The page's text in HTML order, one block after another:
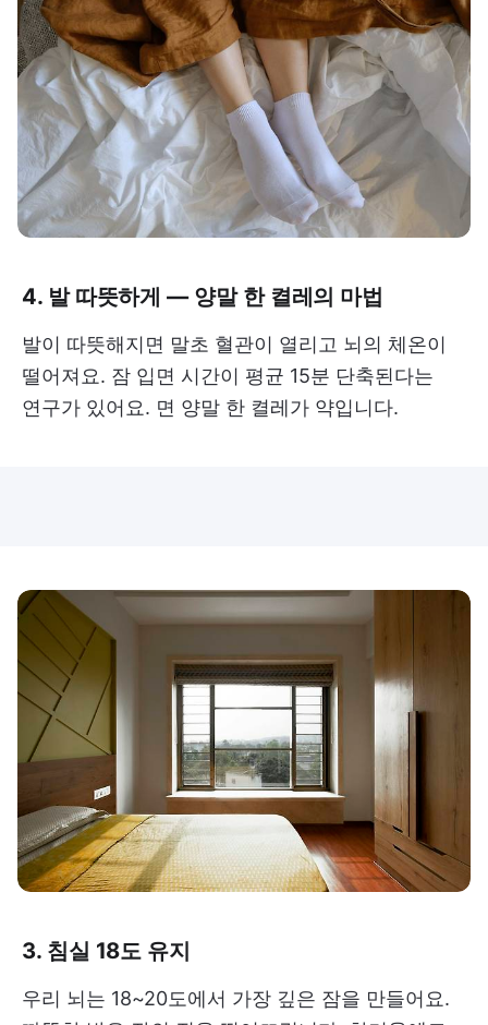
4. 발 따뜻하게 — 양말 한 켤레의 마법
발이 따뜻해지면 말초 혈관이 열리고 뇌의 체온이
떨어져요. 잠 입면 시간이 평균 15분 단축된다는
연구가 있어요. 면 양말 한 켤레가 약입니다.
3. 침실 18도 유지
우리 뇌는 18~20도에서 가장 깊은 잠을 만들어요.